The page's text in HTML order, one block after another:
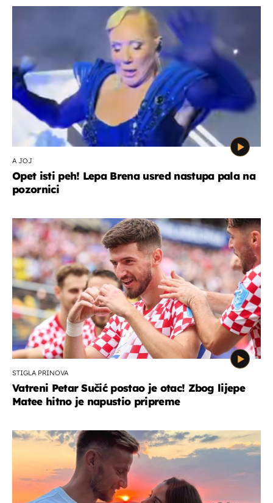
A JOJ
Opet isti peh! Lepa Brena usred nastupa pala na
pozornici
STIGLA PRINOVA
Vatreni Petar Sučić postao je otac! Zbog lijepe
Matee hitno je napustio pripreme